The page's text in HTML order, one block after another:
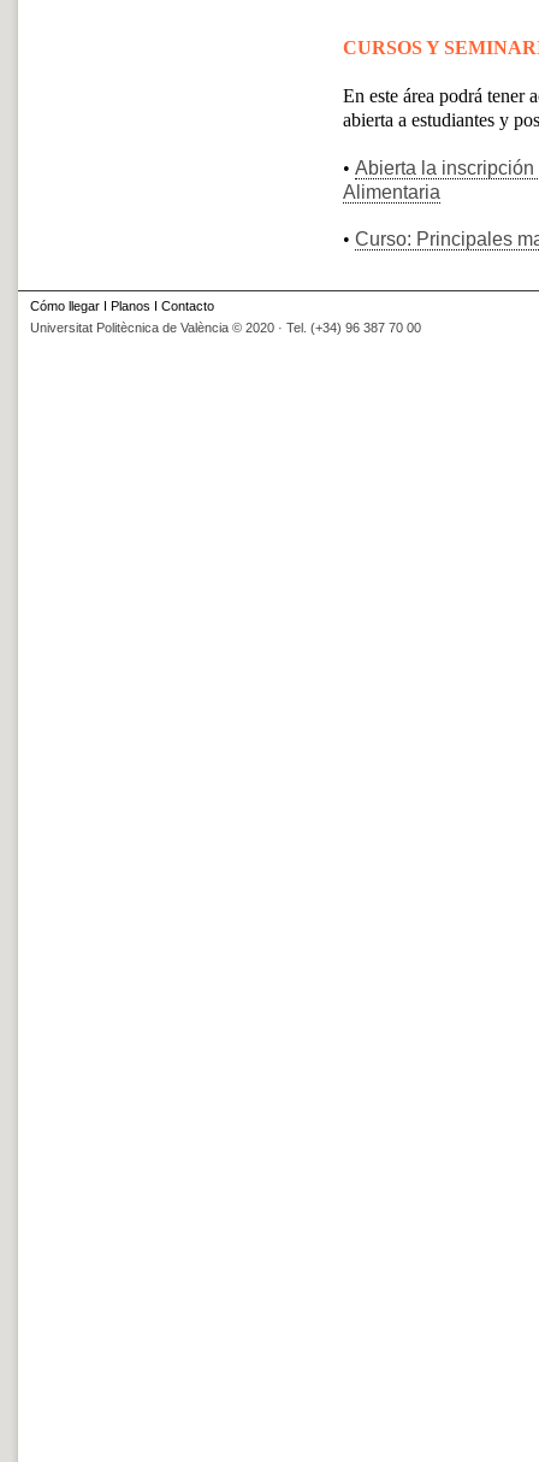
CURSOS Y
En este área podrá tener
abierta a estudiantes y
•Abierta la
Alimentaria
•Curso: Principales
Cómo llegar I Planos I Contacto
Universitat Politècnica de València © 2020 · Tel. (+34) 96 387 70 00